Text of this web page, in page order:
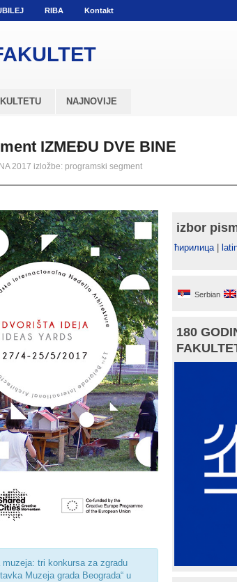
RIBA Kontakt
NAJNOVIJE
IZMEĐU DVE BINE
2017 izložbe: programski segment
muzeja: tri konkursa za zgradu
Muzeja grada Beograda“ u
izbor
ћирилица|
Serbian
180